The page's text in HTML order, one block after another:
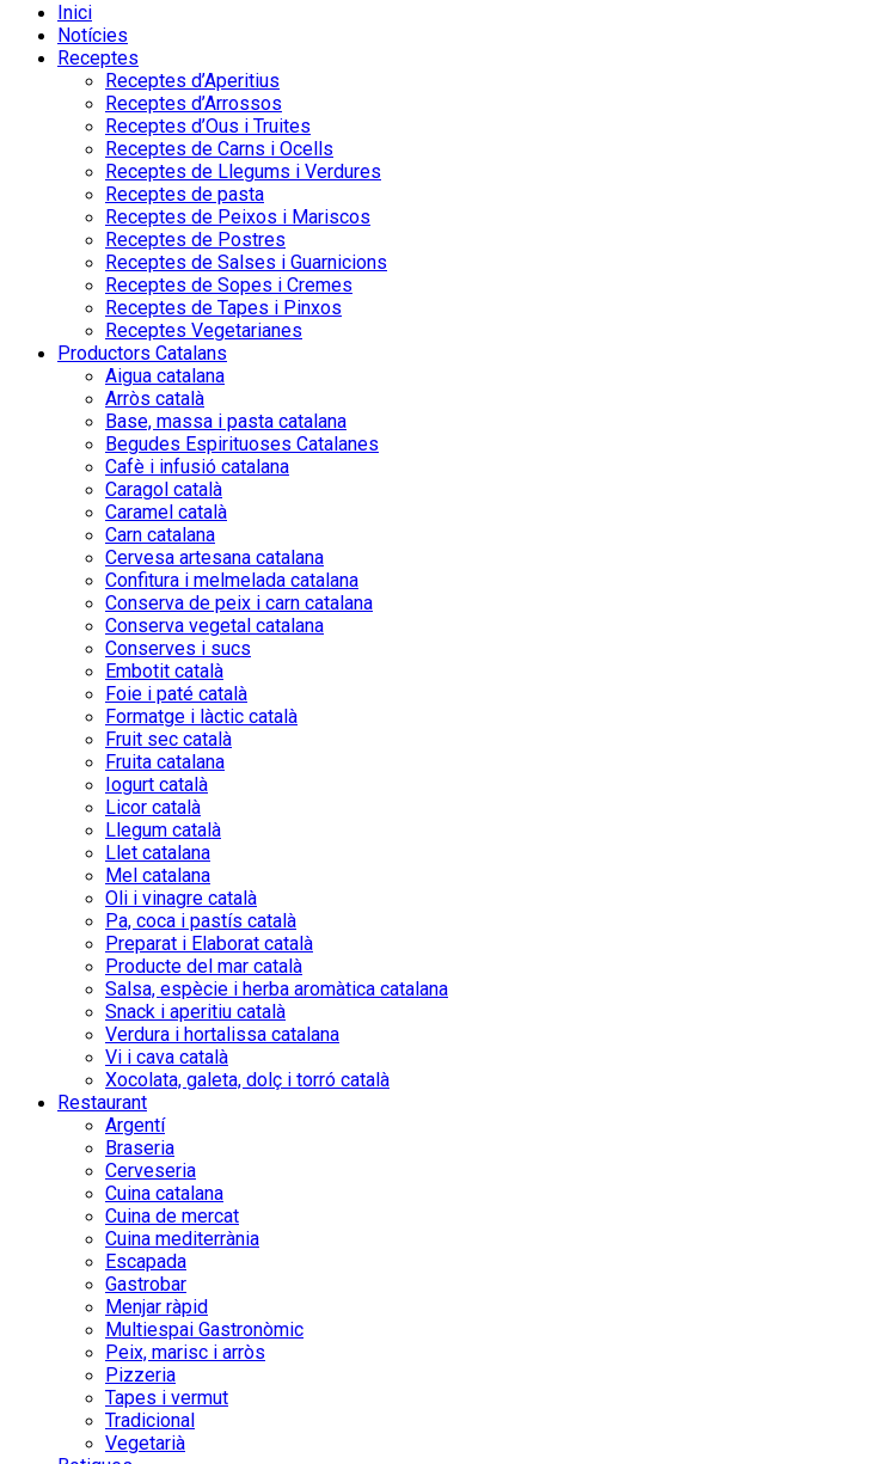
Inici
Notícies
Receptes
Receptes d’Aperitius
Receptes d’Arrossos
Receptes d’Ous i Truites
Receptes de Carns i Ocells
Receptes de Llegums i Verdures
Receptes de pasta
Receptes de Peixos i Mariscos
Receptes de Postres
Receptes de Salses i Guarnicions
Receptes de Sopes i Cremes
Receptes de Tapes i Pinxos
Receptes Vegetarianes
Productors Catalans
Aigua catalana
Arròs català
Base, massa i pasta catalana
Begudes Espirituoses Catalanes
Cafè i infusió catalana
Caragol català
Caramel català
Carn catalana
Cervesa artesana catalana
Confitura i melmelada catalana
Conserva de peix i carn catalana
Conserva vegetal catalana
Conserves i sucs
Embotit català
Foie i paté català
Formatge i làctic català
Fruit sec català
Fruita catalana
Iogurt català
Licor català
Llegum català
Llet catalana
Mel catalana
Oli i vinagre català
Pa, coca i pastís català
Preparat i Elaborat català
Producte del mar català
Salsa, espècie i herba aromàtica catalana
Snack i aperitiu català
Verdura i hortalissa catalana
Vi i cava català
Xocolata, galeta, dolç i torró català
Restaurant
Argentí
Braseria
Cerveseria
Cuina catalana
Cuina de mercat
Cuina mediterrània
Escapada
Gastrobar
Menjar ràpid
Multiespai Gastronòmic
Peix, marisc i arròs
Pizzeria
Tapes i vermut
Tradicional
Vegetarià